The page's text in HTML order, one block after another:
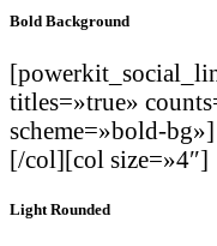
Bold Background
titles=»true»
scheme=»bold-bg»]
[/col][col size=»4″]
Light Rounded